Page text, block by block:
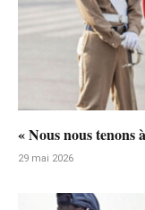
« Nous nous
29 mai 2026